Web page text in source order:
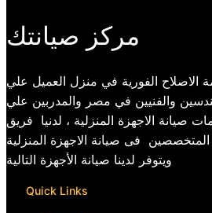
مركز صيانتك
الاصلاح الفورية في منزل العميل علي
والفنيين في مصر والمدربين علي
صيانة الاجهزة المنزلية ، لدنيا فريق
فى صيانة الاجهزة المنزلية
ويتوفر لدينا صيانة الأجهزة التالية
Quick Links